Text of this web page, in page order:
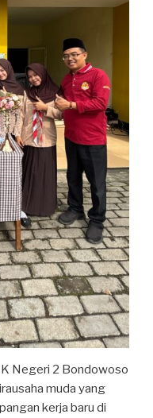
Negeri 2 Bondowoso
muda yang
kerja baru di